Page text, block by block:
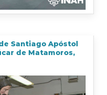
Santiago Apóstol
de Matamoros,